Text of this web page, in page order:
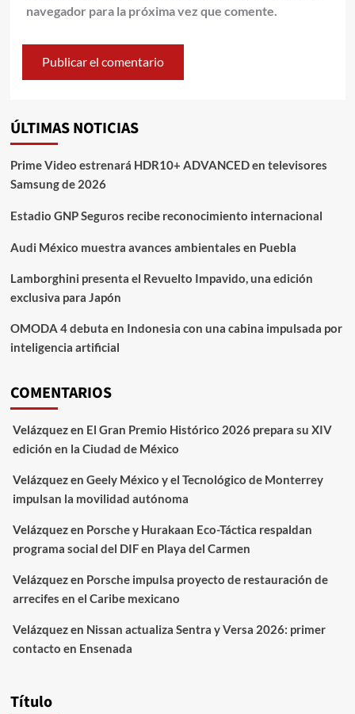
navegador para la próxima vez que comente.
ÚLTIMAS NOTICIAS
Prime Video estrenará HDR10+ ADVANCED en televisores
Samsung de 2026
Estadio GNP Seguros recibe reconocimiento internacional
Audi México muestra avances ambientales en Puebla
Lamborghini presenta el Revuelto Impavido, una edición
exclusiva para Japón
OMODA 4 debuta en Indonesia con una cabina impulsada por
inteligencia artificial
COMENTARIOS
Velázquezen El Gran Premio Histórico 2026 prepara su XIV
edición en la Ciudad de México
Velázquezen Geely México y el Tecnológico de Monterrey
impulsan la movilidad autónoma
Velázquezen Porsche y Hurakaan Eco-Táctica respaldan
programa social del DIF en Playa del Carmen
Velázquezen Porsche impulsa proyecto de restauración de
arrecifes en el Caribe mexicano
Velázquezen Nissan actualiza Sentra y Versa 2026: primer
contacto en Ensenada
Título